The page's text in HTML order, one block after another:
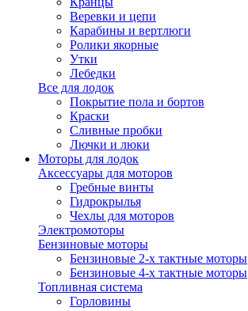
Веревки и цепи
Карабины и вертлюги
Ролики якорные
Утки
Лебедки
Все для лодок
Покрытие пола и бортов
Краски
Сливные пробки
Лючки и люки
Моторы для лодок
Аксессуары для моторов
Гребные винты
Гидрокрылья
Чехлы для моторов
Электромоторы
Бензиновые моторы
Бензиновые 2-х тактные моторы
Бензиновые 4-х тактные моторы
Топливная система
Горловины